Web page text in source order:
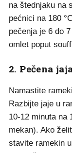
na štednjaku na
pećnici na 180
pečenja je 6 do
omlet poput
2. Pečena
Namastite
Razbijte jaje u
10-12 minuta na
mekan). Ako
stavite ramekin